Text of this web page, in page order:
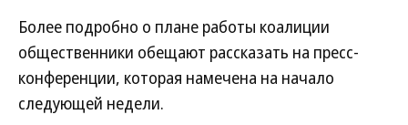
Более подробно о плане работы коалиции
общественники обещают рассказать на пресс-
конференции, которая намечена на начало
следующей недели.